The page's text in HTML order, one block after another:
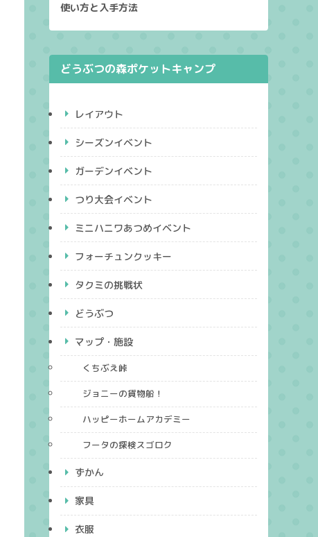
使い方と入手方法
どうぶつの森ポケットキャンプ
レイアウト
シーズンイベント
ガーデンイベント
つり大会イベント
ミニハニワあつめイベント
フォーチュンクッキー
タクミの挑戦状
どうぶつ
マップ・施設
くちぶえ峠
ジョニーの貨物船！
ハッピーホームアカデミー
フータの探検スゴロク
ずかん
家具
衣服